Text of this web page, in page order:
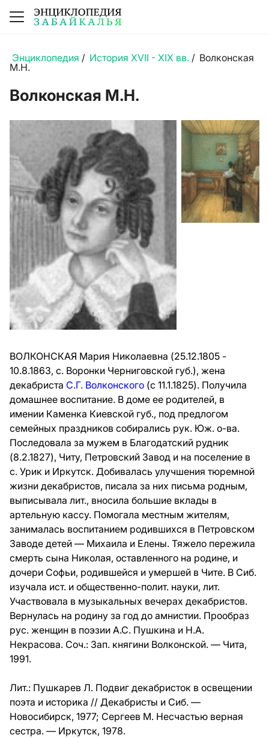
Энциклопедия / История XVII - XIX вв. / Волконская
М.Н.
Волконская М.Н.
ВОЛКОНСКАЯ Мария Николаевна (25.12.1805 -
10.8.1863, с. Воронки Черниговской губ.), жена
декабриста С.Г. Волконского (с 11.1.1825). Получила
домашнее воспитание. В доме ее родителей, в
имении Каменка Киевской губ., под предлогом
семейных праздников собирались рук. Юж. о-ва.
Последовала за мужем в Благодатский рудник
(8.2.1827), Читу, Петровский Завод и на поселение в
с. Урик и Иркутск. Добивалась улучшения тюремной
жизни декабристов, писала за них письма родным,
выписывала лит., вносила большие вклады в
артельную кассу. Помогала местным жителям,
занималась воспитанием родившихся в Петровском
Заводе детей — Михаила и Елены. Тяжело пережила
смерть сына Николая, оставленного на родине, и
дочери Софьи, родившейся и умершей в Чите. В Сиб.
изучала ист. и общественно-полит. науки, лит.
Участвовала в музыкальных вечерах декабристов.
Вернулась на родину за год до амнистии. Прообраз
рус. женщин в поэзии А.С. Пушкина и Н.А.
Некрасова. Соч.: Зап. княгини Волконской. — Чита,
1991.
Лит.: Пушкарев Л. Подвиг декабристок в освещении
поэта и историка // Декабристы и Сиб. —
Новосибирск, 1977; Сергеев М. Несчастью верная
сестра. — Иркутск, 1978.